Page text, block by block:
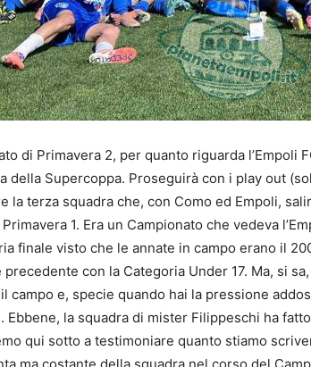
di Primavera 2, per quanto riguarda l’Empoli
della Supercoppa. Proseguirà con i play out
la terza squadra che, con Como ed Empoli,
1. Era un Campionato che vedeva
finale visto che le annate in campo erano il
precedente con la Categoria Under 17. Ma, si
campo e, specie quando hai la pressione
Ebbene, la squadra di mister Filippeschi ha
qui sotto a testimoniare quanto stiamo